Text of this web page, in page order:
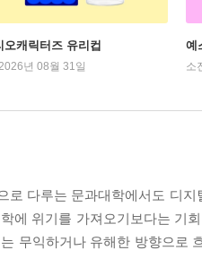
캐릭터즈 유리컵
년 08월 31일
예
소
로 다루는 문과대학에서도 디
에 위기를 가져오기보다는 기
무익하거나 유해한 방향으로